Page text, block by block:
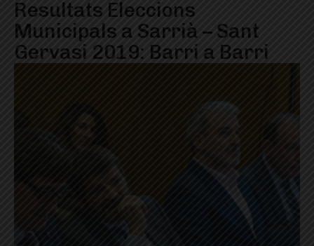
Resultats Eleccions
Municipals a Sarrià – Sant
Gervasi 2019: Barri a Barri